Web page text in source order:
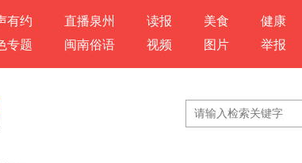
有约 直播泉州 读报 美食 健康
专题 闽南俗语 视频 图片 举报